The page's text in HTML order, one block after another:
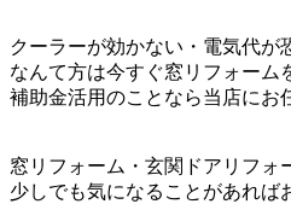
クーラーが効かない・電気代が
なんて方は今すぐ窓リフォーム
補助金活用のことなら当店にお
窓リフォーム・玄関ドアリフォ
少しでも気になることがあれば